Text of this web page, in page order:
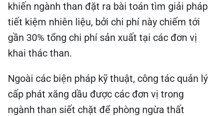
khiến ngành than đặt ra bài toán tìm giải pháp
tiết kiệm nhiên liệu, bởi chi phí này chiếm tới
gần 30% tổng chi phí sản xuất tại các đơn vị
khai thác than.
Ngoài các biện pháp kỹ thuật, công tác quản lý
cấp phát xăng dầu được các đơn vị trong
ngành than siết chặt để phòng ngừa thất